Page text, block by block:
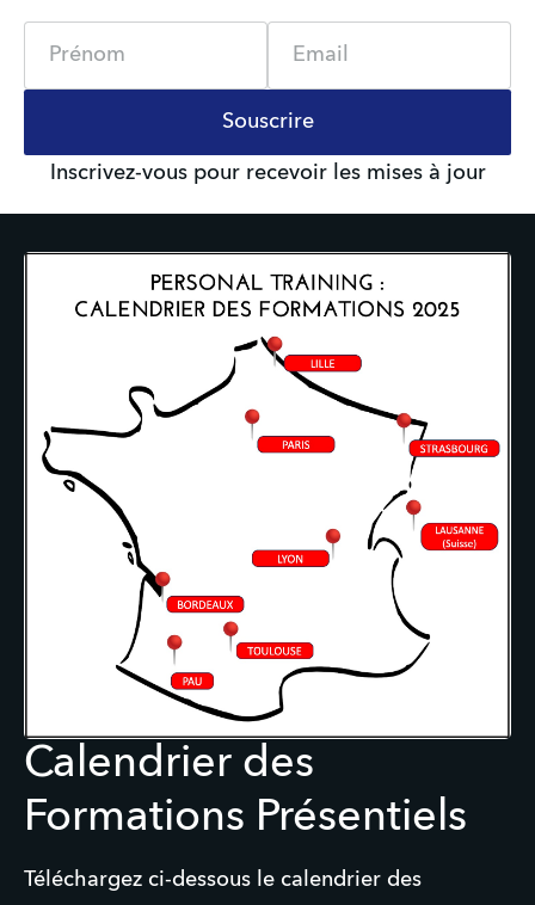
Souscrire
Inscrivez-vous pour recevoir les mises à jour
Calendrier des
Formations Présentiels
Téléchargez ci-dessous le calendrier des